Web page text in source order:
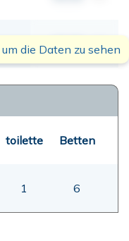
00,00 mt
die Daten zu sehen
toilette Betten
1 6